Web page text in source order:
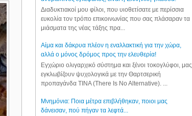
Διαδυκτιακοί μου φίλοι, που υιοθετίσατε με περίσσια
ευκολία τον τρόπο επικοινωνίας που σας πλάσαραν τα
μιάσματα της νέας τάξης πρα...
Αίμα και δάκρυα πλέον η εναλλακτική για την χώρα,
αλλά ο μόνος δρόμος προς την ελευθερία!
Εγχώριο ολιγαρχικό σύστημα και ξένοι τοκογλύφοι, μας
εγκλωβίζουν ψυχολογικά με την Θαρτσερική
προπαγάνδα TINA (There Is No Alternative). ...
Μνημόνια: Ποια μέτρα επιβλήθηκαν, ποιοι μας
δάνεισαν, πού πήγαν τα λεφτά...